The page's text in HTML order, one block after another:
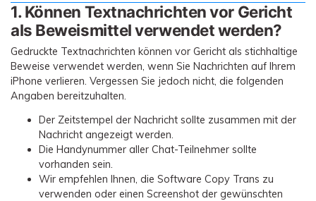
1. Können Textnachrichten vor Gericht
als Beweismittel verwendet werden?
Gedruckte Textnachrichten können vor Gericht als stichhaltige
Beweise verwendet werden, wenn Sie Nachrichten auf Ihrem
iPhone verlieren. Vergessen Sie jedoch nicht, die folgenden
Angaben bereitzuhalten.
Der Zeitstempel der Nachricht sollte zusammen mit der
Nachricht angezeigt werden.
Die Handynummer aller Chat-Teilnehmer sollte
vorhanden sein.
Wir empfehlen Ihnen, die Software Copy Trans zu
verwenden oder einen Screenshot der gewünschten